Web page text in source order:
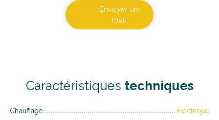
Envoyer un
mail
Caractéristiques techniques
Chauffage
Electrique